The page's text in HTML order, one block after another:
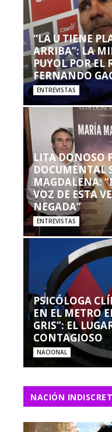
“LA U TIENE
ARRIBA”: LA
PUYOL POR EL
FERNANDO
ENTREVISTAS
LITA DONOSO
DOCUMENTAL
MAGDALENA:
VOZ DE ESTA
NEGADA”
ENTREVISTAS
PSICÓLOGA
EN EL METRO
GRIS”: EL
CONTAGIOSO
NACIONAL
NACIÓN